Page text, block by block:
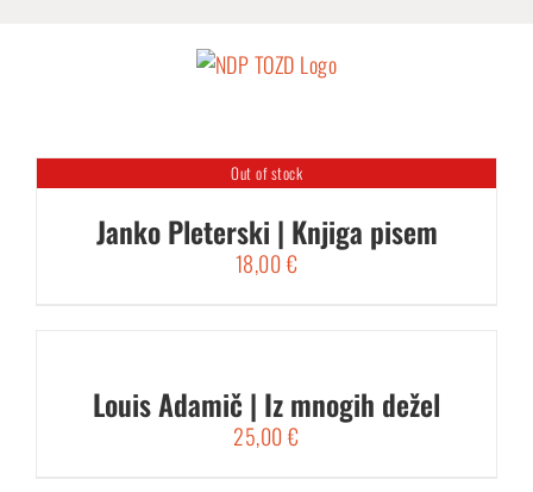
Out of stock
Janko Pleterski | Knjiga pisem
18,00€
Louis Adamič | Iz mnogih dežel
25,00€